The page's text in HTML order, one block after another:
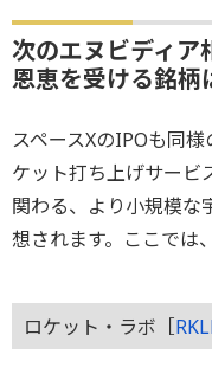
次のエヌビディア
恩恵を受ける銘柄
スペースXのIPOも同
ケット打ち上げサービ
関わる、より小規模な
想されます。ここでは
ロケット・ラボ［